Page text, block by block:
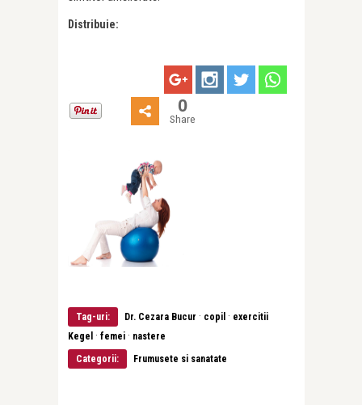
Distribuie:
0
Share
Tag-uri: Dr. Cezara Bucur · copil · exercitii
Kegel · femei · nastere
Categorii:
Frumusete si sanatate